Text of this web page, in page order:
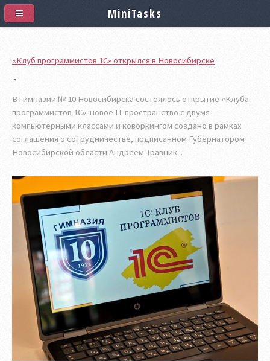
«Клуб программистов 1С» открылся в Новосибирске
В гимназии № 10 Новосибирска состоялось открытие «Клуба
программистов 1С»: новое IT-пространство с двумя
компьютерными классами и коворкингом создано в рамках
соглашения о сотрудничестве, подписанном Губернатором
Новосибирской области Андреем Травник...
MiniTasks